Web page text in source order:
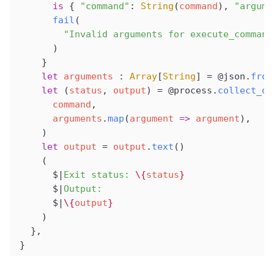
      is
{ "command" : String (command ),
      fail
(
"Invalid arguments for
      )
    }
    let
arguments : Array [String] = @json .
    let
(status , output) = @process .
      command
,
      arguments
.map (argument => argument),
    )
    let
output = output . text ()
    (
      $|
Exit status: \{status}
      $|
Output:
      $|
\{output}
    )
  },
}